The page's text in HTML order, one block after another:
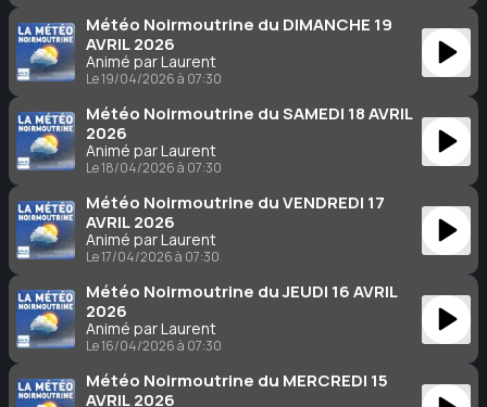
Météo Noirmoutrine du DIMANCHE 19
AVRIL 2026
Animé par Laurent
Le 19/04/2026 à 07:30
Météo Noirmoutrine du SAMEDI 18 AVRIL
2026
Animé par Laurent
Le 18/04/2026 à 07:30
Météo Noirmoutrine du VENDREDI 17
AVRIL 2026
Animé par Laurent
Le 17/04/2026 à 07:30
Météo Noirmoutrine du JEUDI 16 AVRIL
2026
Animé par Laurent
Le 16/04/2026 à 07:30
Météo Noirmoutrine du MERCREDI 15
AVRIL 2026